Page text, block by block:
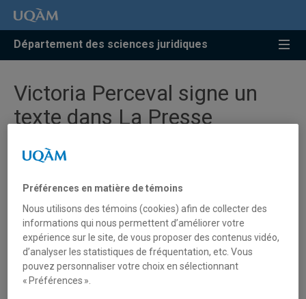
Accéder
recherche
Accéder
menu
pricipal
Accéder
zone
Département des sciences juridiques
Victoria Perceval signe un
texte dans La Presse
« Quand le silence peut coûter huit
vies »
Victoria Perceval, étudiante au baccalauréat en droit, signe
un texte dansLa Presse(édition du 21 avril 2026), à
l'occasion de la semaine nationale du don d'organes.
Préférences en matière de témoins
Nous utilisons des témoins (cookies) afin de collecter des
informations qui nous permettent d’améliorer votre
expérience sur le site, de vous proposer des contenus vidéo,
d’analyser les statistiques de fréquentation, etc. Vous
pouvez personnaliser votre choix en sélectionnant
« Préférences ».